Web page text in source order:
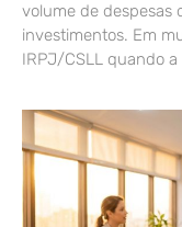
volume de despesas
investimentos. Em
IRPJ/CSLL quando